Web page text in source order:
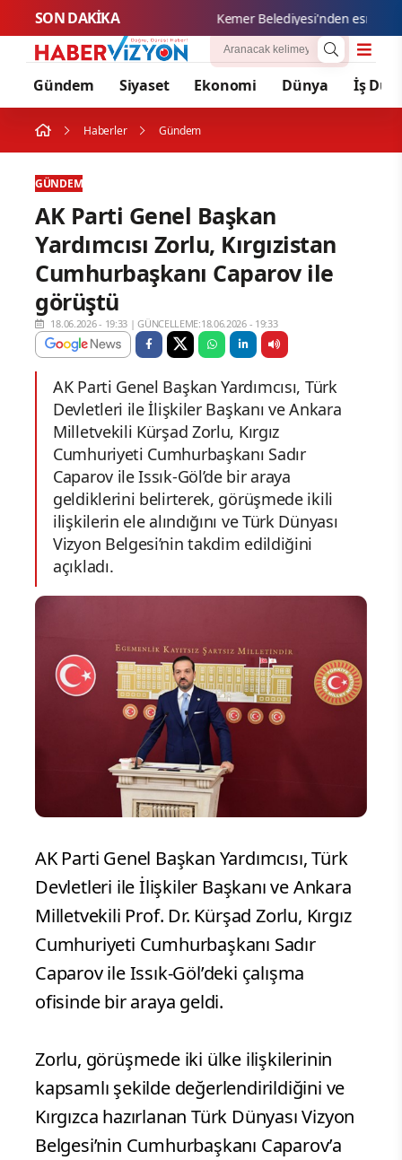
SON DAKİKA Kemer Belediyesi'nden esnafa
Gündem Siyaset Ekonomi Dünya İş
Haberler Gündem
GÜNDEM
AK Parti Genel Başkan
Yardımcısı Zorlu, Kırgızistan
Cumhurbaşkanı Caparov ile
görüştü
18.06.2026 - 19:33 |GÜNCELLEME:18.06.2026 - 19:33
AK Parti Genel Başkan Yardımcısı, Türk
Devletleri ile İlişkiler Başkanı ve Ankara
Milletvekili Kürşad Zorlu, Kırgız
Cumhuriyeti Cumhurbaşkanı Sadır
Caparov ile Issık-Göl’de bir araya
geldiklerini belirterek, görüşmede ikili
ilişkilerin ele alındığını ve Türk Dünyası
Vizyon Belgesi’nin takdim edildiğini
açıkladı.
AK Parti Genel Başkan Yardımcısı, Türk
Devletleri ile İlişkiler Başkanı ve Ankara
Milletvekili Prof. Dr. Kürşad Zorlu, Kırgız
Cumhuriyeti Cumhurbaşkanı Sadır
Caparov ile Issık-Göl’deki çalışma
ofisinde bir araya geldi.
Zorlu, görüşmede iki ülke ilişkilerinin
kapsamlı şekilde değerlendirildiğini ve
Kırgızca hazırlanan Türk Dünyası Vizyon
Belgesi’nin Cumhurbaşkanı Caparov’a